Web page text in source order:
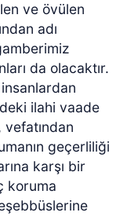
ve övülen
adı
da olacaktır.
ilahi vaade
geçerliliği
karşı bir
koruma